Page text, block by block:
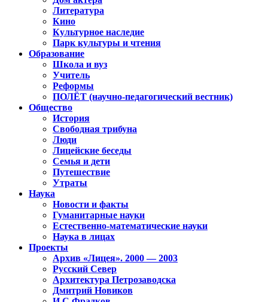
Литература
Кино
Культурное наследие
Парк культуры и чтения
Образование
Школа и вуз
Учитель
Реформы
ПОЛЁТ (научно-педагогический вестник)
Общество
История
Свободная трибуна
Люди
Лицейские беседы
Семья и дети
Путешествие
Утраты
Наука
Новости и факты
Гуманитарные науки
Естественно-математические науки
Наука в лицах
Проекты
Архив «Лицея». 2000 — 2003
Русский Север
Архитектура Петрозаводска
Дмитрий Новиков